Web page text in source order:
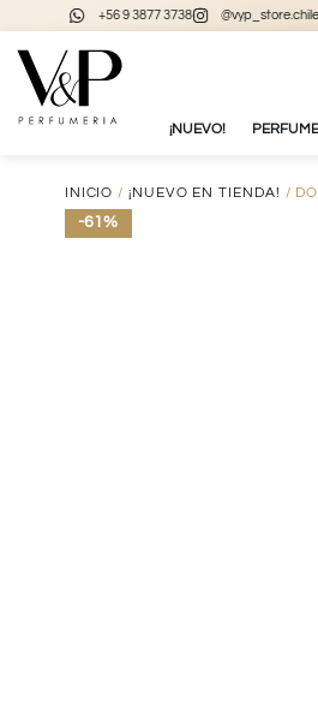
+56 9 3877 3738 @vyp_store.chile
¡NUEVO!
INICIO /¡NUEVO EN TIENDA! /
-61%